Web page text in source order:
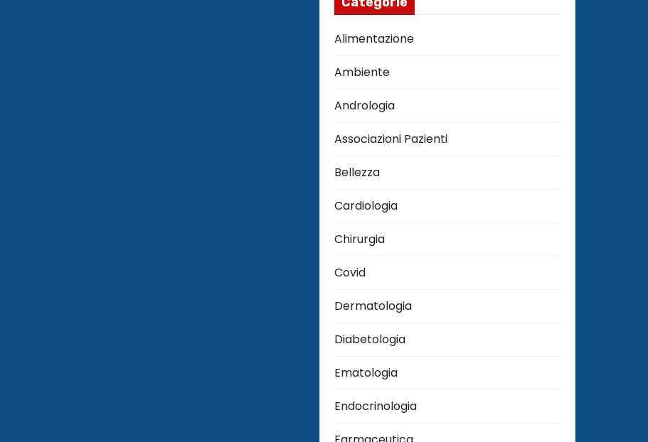
Alimentazione
Ambiente
Andrologia
Associazioni Pazienti
Bellezza
Cardiologia
Chirurgia
Covid
Dermatologia
Diabetologia
Ematologia
Endocrinologia